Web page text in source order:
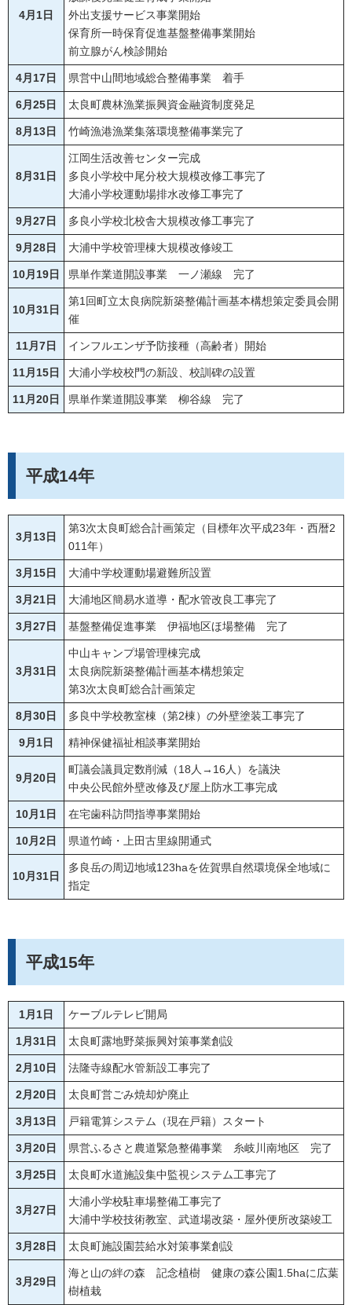
4月1日
外出支援サービス事業開始
保育所一時保育促進基盤整備事業開始
前立腺がん検診開始
4月17日 県営中山間地域総合整備事業 着手
6月25日 太良町農林漁業振興資金融資制度発足
8月13日 竹崎漁港漁業集落環境整備事業完了
8月31日
江岡生活改善センター完成
多良小学校中尾分校大規模改修工事完了
大浦小学校運動場排水改修工事完了
9月27日 多良小学校北校舎大規模改修工事完了
9月28日 大浦中学校管理棟大規模改修竣工
10月19日 県単作業道開設事業 一ノ瀬線 完了
10月31日
第1回町立太良病院新築整備計画基本構想策定委員会開
催
11月7日 インフルエンザ予防接種（高齢者）開始
11月15日 大浦小学校校門の新設、校訓碑の設置
11月20日 県単作業道開設事業 柳谷線 完了
平成14年
3月13日
第3次太良町総合計画策定（目標年次平成23年・西暦2
011年）
3月15日 大浦中学校運動場避難所設置
3月21日 大浦地区簡易水道導・配水管改良工事完了
3月27日 基盤整備促進事業 伊福地区ほ場整備 完了
3月31日
中山キャンプ場管理棟完成
太良病院新築整備計画基本構想策定
第3次太良町総合計画策定
8月30日 多良中学校教室棟（第2棟）の外壁塗装工事完了
9月1日 精神保健福祉相談事業開始
9月20日
町議会議員定数削減（18人→16人）を議決
中央公民館外壁改修及び屋上防水工事完成
10月1日 在宅歯科訪問指導事業開始
10月2日 県道竹崎・上田古里線開通式
10月31日
多良岳の周辺地域123haを佐賀県自然環境保全地域に
指定
平成15年
1月1日 ケーブルテレビ開局
1月31日 太良町露地野菜振興対策事業創設
2月10日 法隆寺線配水管新設工事完了
2月20日 太良町営ごみ焼却炉廃止
3月13日 戸籍電算システム（現在戸籍）スタート
3月20日 県営ふるさと農道緊急整備事業 糸岐川南地区 完了
3月25日 太良町水道施設集中監視システム工事完了
3月27日
大浦小学校駐車場整備工事完了
大浦中学校技術教室、武道場改築・屋外便所改築竣工
3月28日 太良町施設園芸給水対策事業創設
3月29日
海と山の絆の森 記念植樹 健康の森公園1.5haに広葉
樹植栽